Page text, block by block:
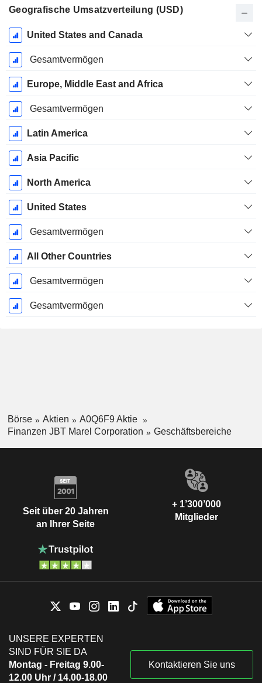
Geografische Umsatzverteilung (USD)
Ende d.
Geschäftsjahres:
Dezember
United States and Canada
Gesamtvermögen
Europe, Middle East and Africa
Gesamtvermögen
Latin America
Asia Pacific
North America
United States
Gesamtvermögen
All Other Countries
Gesamtvermögen
Gesamtvermögen
Börse Aktien
A0Q6F9 Aktie
Finanzen JBT Marel Corporation
Geschäftsbereiche
Seit über 20 Jahren
an Ihrer Seite
+ 1’300’000
Mitglieder
UNSERE EXPERTEN
SIND FÜR SIE DA
Montag - Freitag 9.00-
12.00 Uhr / 14.00-18.00
Kontaktieren Sie uns